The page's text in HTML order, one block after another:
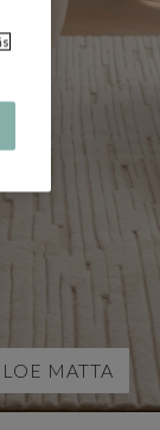
MATTA